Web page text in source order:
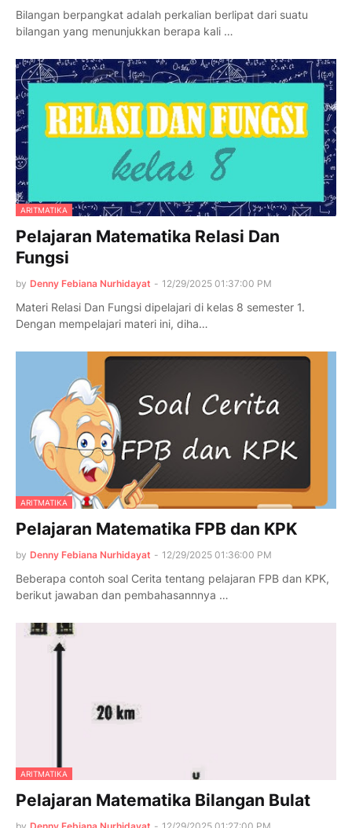
Bilangan berpangkat adalah perkalian berlipat dari suatu
bilangan yang menunjukkan berapa kali …
ARITMATIKA
Pelajaran Matematika Relasi Dan
Fungsi
by Denny Febiana Nurhidayat - 12/29/2025 01:37:00 PM
Materi Relasi Dan Fungsi dipelajari di kelas 8 semester 1.
Dengan mempelajari materi ini, diha…
ARITMATIKA
Pelajaran Matematika FPB dan KPK
by Denny Febiana Nurhidayat - 12/29/2025 01:36:00 PM
Beberapa contoh soal Cerita tentang pelajaran FPB dan KPK,
berikut jawaban dan pembahasannnya …
ARITMATIKA
Pelajaran Matematika Bilangan Bulat